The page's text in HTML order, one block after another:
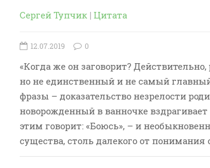
Сергей Тупчик | Цитата
12.07.2019 0
«Когда же он заговорит?
но не единственный и не самый
фразы – доказательство незрелости
новорожденный в ванночке
этим говорит: «Боюсь», – и
существа, столь далекого от понимания